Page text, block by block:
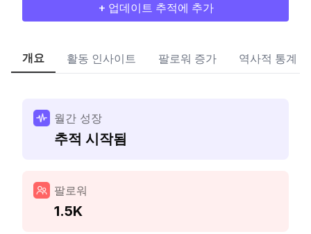
+ 업데이트 추적에 추가
개요 활동 인사이트 팔로워 증가 역사적 통계
월간 성장
추적 시작됨
팔로워
1.5K